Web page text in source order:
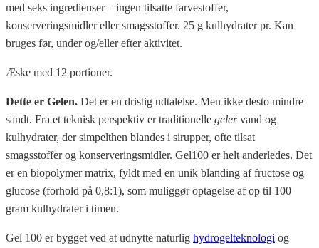
med seks ingredienser – ingen tilsatte farvestoffer,
konserveringsmidler eller smagsstoffer. 25 g kulhydrater pr. Kan
bruges før, under og/eller efter aktivitet.
Æske med 12 portioner.
Dette er Gelen. Det er en dristig udtalelse. Men ikke desto mindre
sandt. Fra et teknisk perspektiv er traditionelle gelervand og
kulhydrater, der simpelthen blandes i sirupper, ofte tilsat
smagsstoffer og konserveringsmidler. Gel100 er helt anderledes. Det
er en biopolymer matrix, fyldt med en unik blanding af fructose og
glucose (forhold på 0,8:1), som muliggør optagelse af op til 100
gram kulhydrater i timen.
Gel 100 er bygget ved at udnytte naturlig hydrogelteknologi og